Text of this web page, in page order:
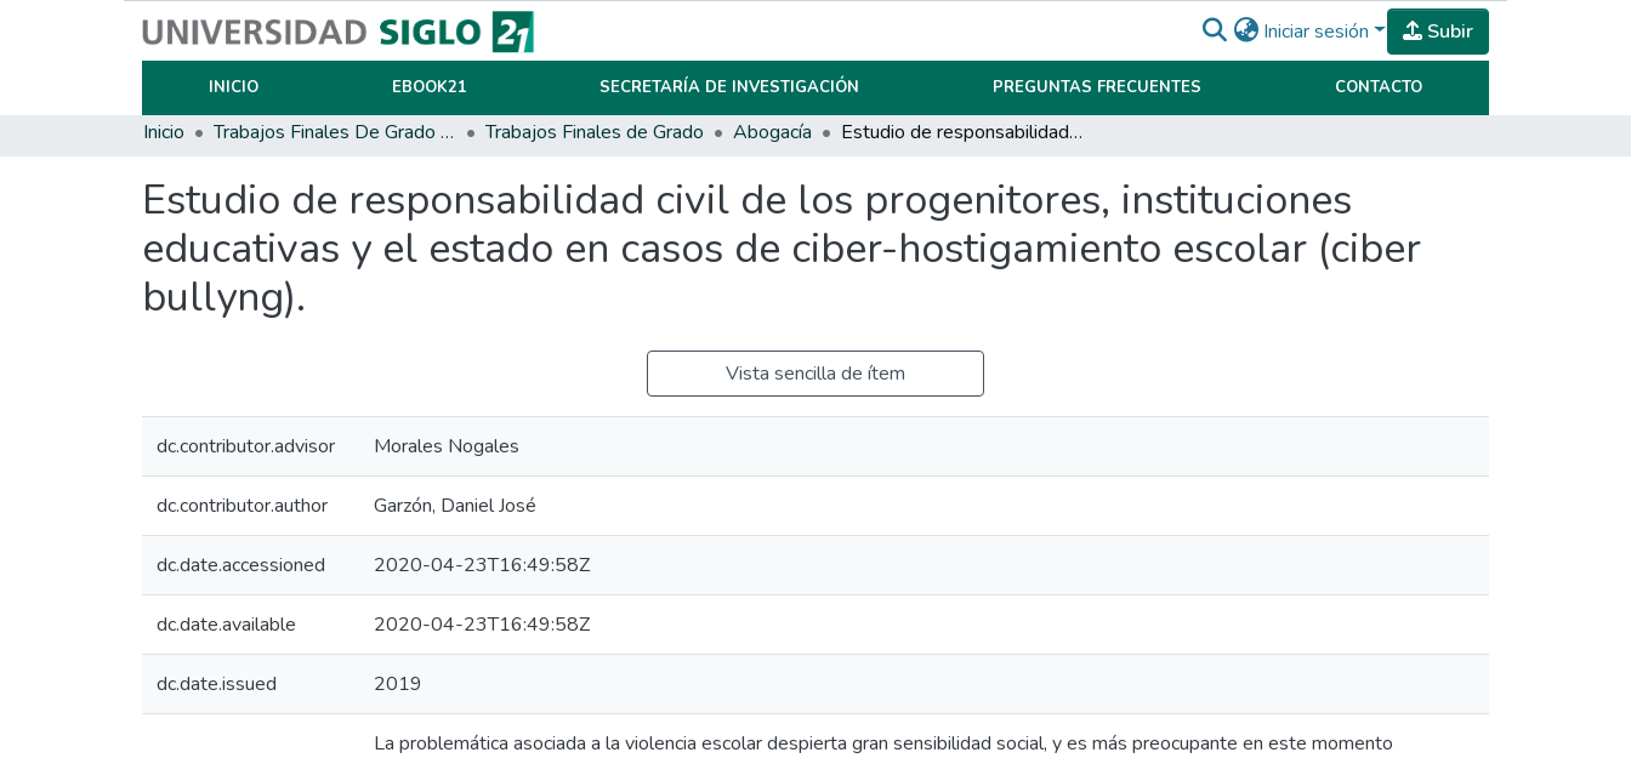
Iniciar sesión Subir
INICIO EBOOK21 SECRETARÍA DE INVESTIGACIÓN PREGUNTAS FRECUENTES CONTACTO
Inicio Trabajos Finales De Grado Y Posgrado Trabajos Finales de Grado Abogacía Estudio de responsabilidad civil de los progenitores, instituciones educativas y el estado en casos de ciber-hostigamiento escolar (ciber bullyng).
Estudio de responsabilidad civil de los progenitores, instituciones
educativas y el estado en casos de ciber-hostigamiento escolar (ciber
bullyng).
Vista sencilla de ítem
dc.contributor.advisor Morales Nogales
dc.contributor.author Garzón, Daniel José
dc.date.accessioned 2020-04-23T16:49:58Z
dc.date.available 2020-04-23T16:49:58Z
dc.date.issued 2019
La problemática asociada a la violencia escolar despierta gran sensibilidad social, y es más preocupante en este momento